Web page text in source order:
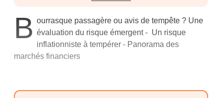
B ourrasque passagère ou avis de tempête ? Une
évaluation du risque émergent - Un risque
inflationniste à tempérer - Panorama des
marchés financiers